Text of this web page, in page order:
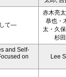
て―
赤木亮
恭也・
太・久
杉
and Self-
on
Lee